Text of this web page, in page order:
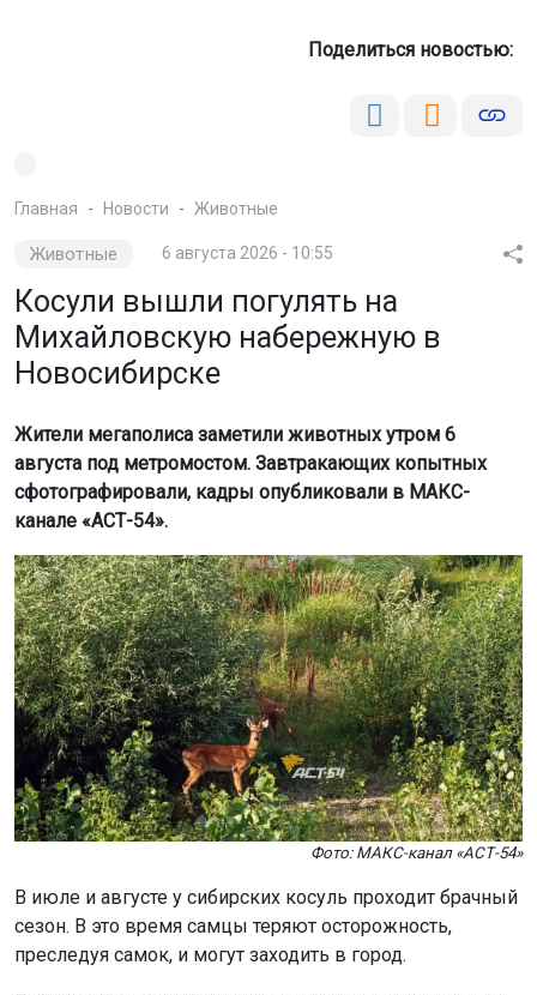
Поделиться новостью:
Главная Новости Животные
Животные 6 августа 2026 - 10:55
Косули вышли погулять на
Михайловскую набережную в
Новосибирске
Жители мегаполиса заметили животных утром 6
августа под метромостом. Завтракающих копытных
сфотографировали, кадры опубликовали в МАКС-
канале «АСТ-54».
Фото: МАКС-канал «АСТ-54»
В июле и августе у сибирских косуль проходит брачный
сезон. В это время самцы теряют осторожность,
преследуя самок, и могут заходить в город.